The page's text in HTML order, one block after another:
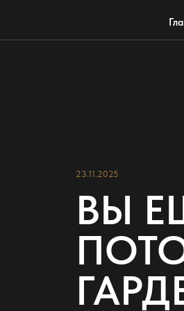
23.11.2025
ВЫ